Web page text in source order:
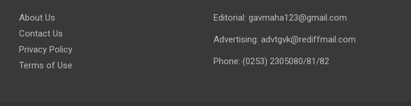
About Us
Contact Us
Privacy Policy
Terms of Use
Editorial: gavmaha123@gmail.com
Advertising: advtgvk@rediffmail.com
Phone: (0253) 2305080/81/82